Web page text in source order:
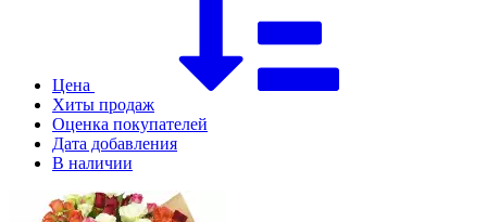
Цена
Хиты продаж
Оценка покупателей
Дата добавления
В наличии